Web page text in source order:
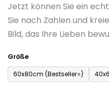
Jetzt können Sie ein
Sie nach Zahlen und
Bild, das Ihre Lieben
Größe
60x80cm (Bestseller⭐)
von
5
Sternen.